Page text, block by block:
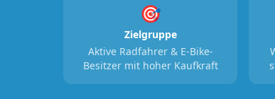
🎯
Zielgruppe
Aktive Radfahrer & E-Bike-
Besitzer mit hoher Kaufkraft